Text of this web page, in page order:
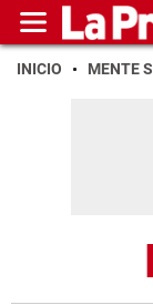
INICIO MENTE